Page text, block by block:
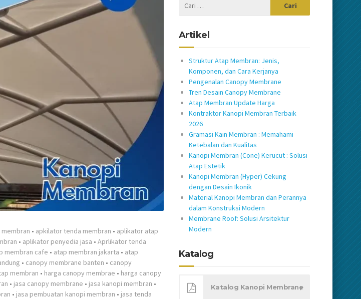
• apkilator tenda membran • aplikator atap
• aplikator penyedia jasa • Aprlikator tenda
membran cafe • atap membran jakarta • atap
• canopy membrane banten • canopy
membran • harga canopy membrae • harga canopy
• jasa canopy membrane • jasa kanopi membran •
• jasa pembuatan kanopi membran • jasa tenda
Artikel
Struktur Atap Membran: Jenis,
Komponen, dan Cara Kerjanya
Pengenalan Canopy Membrane
Tren Desain Canopy Membrane
Atap Membran Update Harga
Kontraktor Kanopi Membran Terbaik
2026
Gramasi Kain Membran : Memahami
Ketebalan dan Kualitas
Kanopi Membran (Cone) Kerucut : Solusi
Atap Estetik
Kanopi Membran (Hyper) Cekung
dengan Desain Ikonik
Material Kanopi Membran dan Perannya
dalam Konstruksi Modern
Membrane Roof: Solusi Arsitektur
Modern
Katalog
Katalog Kanopi Membrane